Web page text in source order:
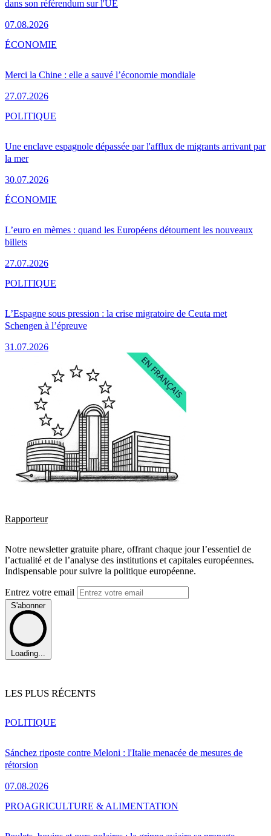
dans son référendum sur l'UE
07.08.2026
Merci la Chine : elle a sauvé l’économie mondiale
27.07.2026
ÉCONOMIE
Une enclave espagnole dépassée par l'afflux de migrants arrivant par
la mer
30.07.2026
POLITIQUE
L’euro en mèmes : quand les Européens détournent les nouveaux
billets
27.07.2026
ÉCONOMIE
L’Espagne sous pression : la crise migratoire de Ceuta met
Schengen à l’épreuve
31.07.2026
POLITIQUE
Rapporteur
Notre newsletter gratuite phare, offrant chaque jour l’essentiel de
l’actualité et de l’analyse des institutions et capitales européennes.
Indispensable pour suivre la politique européenne.
Entrez votre email
S'abonner
Loading...
LES PLUS RÉCENTS
Sánchez riposte contre Meloni : l'Italie menacée de mesures de
rétorsion
07.08.2026
POLITIQUE
PROAGRICULTURE & ALIMENTATION